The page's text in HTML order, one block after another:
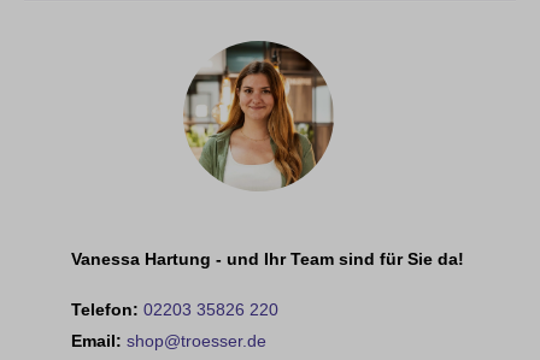
Vanessa Hartung - und Ihr Team sind für Sie da!
Telefon: 02203 35826 220
Email: shop@troesser.de